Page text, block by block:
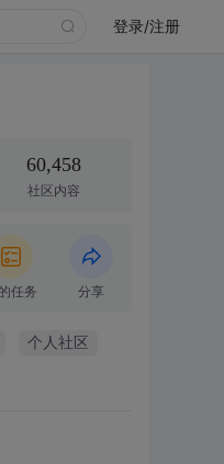
登录/注册
60,458
社区内容
任务 分享
个人社区